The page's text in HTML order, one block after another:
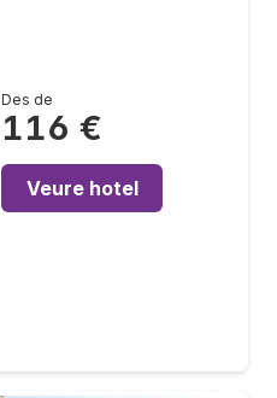
Des de
116 €
Veure hotel